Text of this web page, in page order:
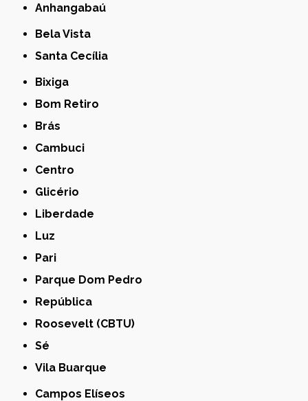
Anhangabaú
Bela Vista
Santa Cecília
Bixiga
Bom Retiro
Brás
Cambuci
Centro
Glicério
Liberdade
Luz
Pari
Parque Dom Pedro
República
Roosevelt (CBTU)
Sé
Vila Buarque
Campos Elíseos